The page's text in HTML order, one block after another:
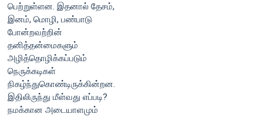
பெற்றுள்ளன. இதனால் தேசம்,
இனம், மொழி, பண்பாடு
போன்றவற்றின்
தனித்தன்மைகளும்
அழித்தொழிக்கப்படும்
நெருக்கடிகள்
நிகழ்ந்துகொண்டிருக்கின்றன.
இதிலிருந்து மீள்வது எப்படி?
நமக்கான அடையாளமும்